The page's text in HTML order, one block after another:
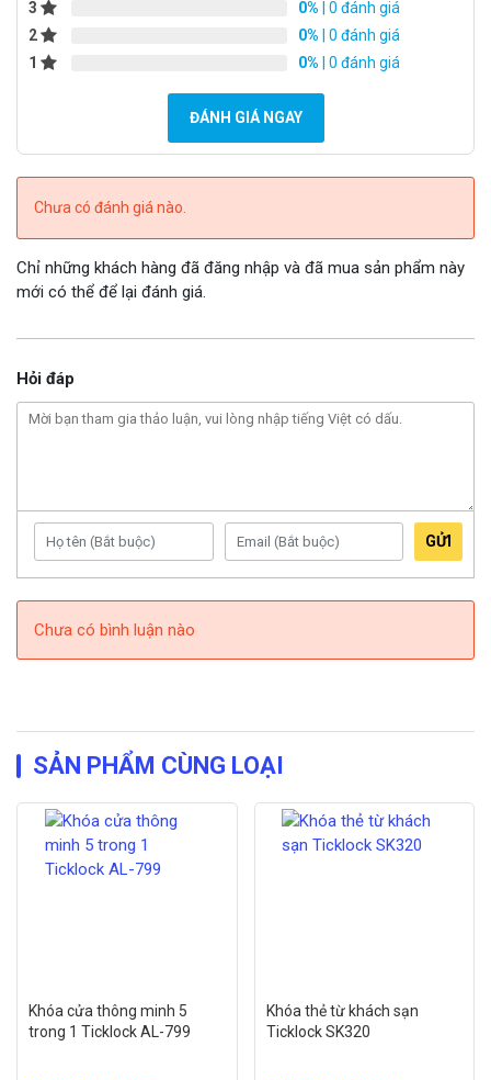
3D. Siêu nhạy, Chống cháy, mài mòn, hơi ẩm nước.
MÀU SẮC KHÓA THÔNG MINH TICKLOCK
I900N
3
0% | 0 đánh giá
2
0% | 0 đánh giá
1
0% | 0 đánh giá
ĐÁNH GIÁ NGAY
Chưa có đánh giá nào.
Chỉ những khách hàng đã đăng nhập và đã mua sản phẩm này
mới có thể để lại đánh giá.
Hỏi đáp
GỬI
Chưa có bình luận nào
SẢN PHẨM CÙNG LOẠI
Khóa cửa thông minh 5
trong 1 Ticklock AL-799
Khóa thẻ từ khách sạn
Ticklock SK320